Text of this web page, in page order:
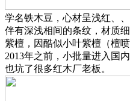
学名铁木豆，心材呈浅红、
伴有深浅相间的条纹，材质
紫檀，因酷似小叶紫檀（檀
2013年之前，小批量进入国
也坑了很多红木厂老板。